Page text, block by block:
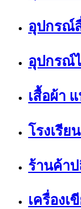
อุปกรณ์
อุปกรณ์
เสื้อผ้า
โรงเรีย
ร้านค้า
เครื่องเ